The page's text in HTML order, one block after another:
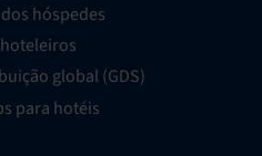
hóspedes
global (GDS)
para hotéis